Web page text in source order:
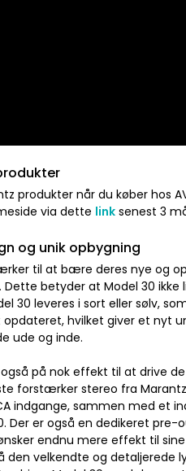
produkter når du køber hos
via dette link senest 3
og unik opbygning
til at bære deres nye og
betyder at Model 30
30 leveres i sort eller sølv,
hvilket giver et nyt
ude og inde.
på nok effekt til at drive
forstærker stereo fra
indgange, sammen med et
Der er også en dedikeret pre-
endnu mere effekt til
den velkendte og